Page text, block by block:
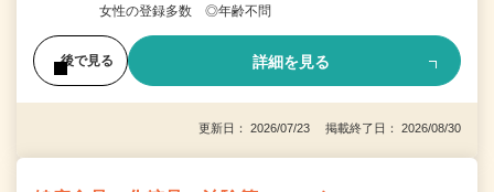
女性の登録多数 ◎年齢不問
後で見る 詳細を見る
更新日： 2026/07/23 掲載終了日： 2026/08/30